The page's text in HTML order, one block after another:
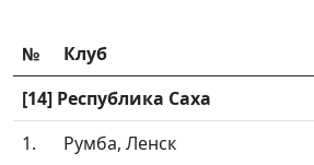
№ Клуб
[14] Республика Саха
1.
Румба, Ленск